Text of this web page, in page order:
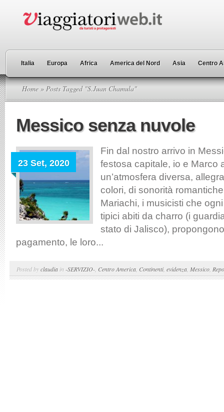
Italia Europa Africa America del Nord Asia Centro
Home » Posts Tagged "S.Juan Chamula"
Messico senza nuvole
23 Set, 2020
Fin dal nostro arrivo in
festosa capitale, io e Marco
un’atmosfera diversa,
colori, di sonorità
Mariachi, i musicisti che
tipici abiti da charro (i
stato di Jalisco),
pagamento, le loro...
Posted byclaudia in -SERVIZIO- Centro America Continenti, evidenza Messico